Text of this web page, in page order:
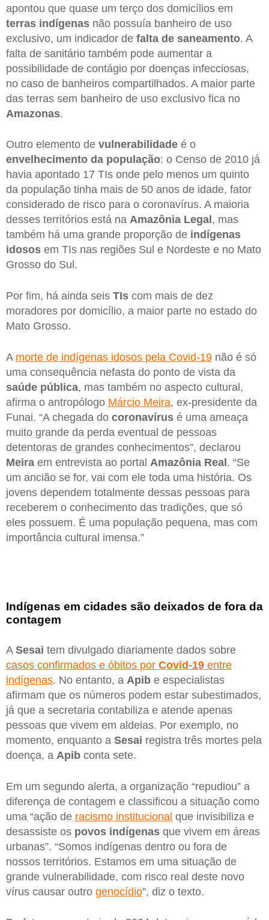
apontou que quase um terço dos domicílios em
terras indígenas não possuía banheiro de uso
exclusivo, um indicador de falta de saneamento. A
falta de sanitário também pode aumentar a
possibilidade de contágio por doenças infecciosas,
no caso de banheiros compartilhados. A maior parte
das terras sem banheiro de uso exclusivo fica no
Amazonas.
Outro elemento de vulnerabilidade é o
envelhecimento da população: o Censo de 2010 já
havia apontado 17 TIs onde pelo menos um quinto
da população tinha mais de 50 anos de idade, fator
considerado de risco para o coronavírus. A maioria
desses territórios está na Amazônia Legal , mas
também há uma grande proporção de indígenas
idosos em TIs nas regiões Sul e Nordeste e no Mato
Grosso do Sul.
Por fim, há ainda seis TIs com mais de dez
moradores por domicílio, a maior parte no estado do
Mato Grosso.
A morte de indígenas idosos pela Covid-19 não é só
uma consequência nefasta do ponto de vista da
saúde pública, mas também no aspecto cultural,
afirma o antropólogo Márcio Meira, ex-presidente da
Funai. “A chegada do coronavírus é uma ameaça
muito grande da perda eventual de pessoas
detentoras de grandes conhecimentos”, declarou
Meira em entrevista ao portal Amazônia Real. “Se
um ancião se for, vai com ele toda uma história. Os
jovens dependem totalmente dessas pessoas para
receberem o conhecimento das tradições, que só
eles possuem. É uma população pequena, mas com
importância cultural imensa.”
Indígenas em cidades são deixados de fora da
contagem
A Sesai tem divulgado diariamente dados sobre
casos confirmados e óbitos por Covid-19 entre
indígenas. No entanto, a Apib e especialistas
afirmam que os números podem estar subestimados,
já que a secretaria contabiliza e atende apenas
pessoas que vivem em aldeias. Por exemplo, no
momento, enquanto a Sesai registra três mortes pela
doença, a Apib conta sete.
Em um segundo alerta, a organização “repudiou” a
diferença de contagem e classificou a situação como
uma “ação de racismo institucional que invisibiliza e
desassiste os povos indígenas que vivem em áreas
urbanas”. “Somos indígenas dentro ou fora de
nossos territórios. Estamos em uma situação de
grande vulnerabilidade, com risco real deste novo
vírus causar outro genocídio”, diz o texto.